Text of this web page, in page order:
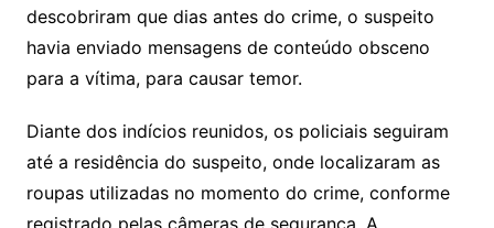
descobriram que dias antes do crime, o suspeito
havia enviado mensagens de conteúdo obsceno
para a vítima, para causar temor.
Diante dos indícios reunidos, os policiais seguiram
até a residência do suspeito, onde localizaram as
roupas utilizadas no momento do crime, conforme
registrado pelas câmeras de segurança. A